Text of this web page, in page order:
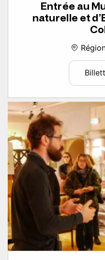
Entrée au
naturelle et